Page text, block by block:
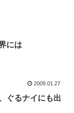
には
2009.01.27
ぐるナイにも出